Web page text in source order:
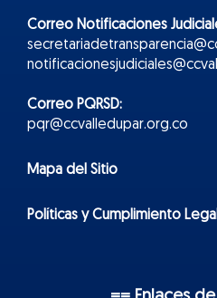
Correo Notificaciones
Correo PQRSD:
pqr@ccvalledupar.org.co
Mapa del Sitio
Políticas y Cumplimiento